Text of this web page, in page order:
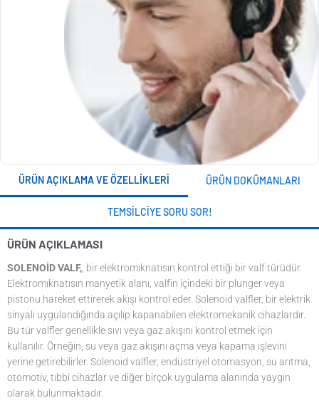
ÜRÜN AÇIKLAMA VE ÖZELLIKLERI ÜRÜN DOKÜMANLARI
TEMSILCIYE SORU SOR!
ÜRÜN AÇIKLAMASI
SOLENOİD VALF, , bir elektromıknatısın kontrol ettiği bir valf türüdür.
Elektromıknatısın manyetik alanı, valfin içindeki bir plunger veya
pistonu hareket ettirerek akışı kontrol eder. Solenoid valfler, bir elektrik
sinyali uygulandığında açılıp kapanabilen elektromekanik cihazlardır.
Bu tür valfler genellikle sıvı veya gaz akışını kontrol etmek için
kullanılır. Örneğin, su veya gaz akışını açma veya kapama işlevini
yerine getirebilirler. Solenoid valfler, endüstriyel otomasyon, su arıtma,
otomotiv, tıbbi cihazlar ve diğer birçok uygulama alanında yaygın
olarak bulunmaktadır.